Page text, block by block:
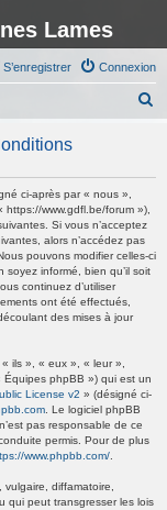
Lames
Connexion
S’enregistrer
h
c
ci-après par « nous »,
www.gdfl.be/forum »),
Si vous n’acceptez
alors n’accédez pas
pouvons modifier celles-ci
informé, bien qu’il soit
continuez d’utiliser
ont été effectués,
des mises à jour
ils », « eux », « leur »,
phpBB ») qui est un
License v2 » (désigné ci-
. Le logiciel phpBB
pas responsable de ce
permis. Pour de plus
www.phpbb.com/
diffamatoire,
qui peut transgresser les lois